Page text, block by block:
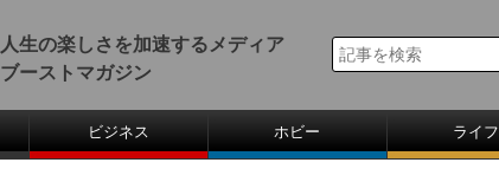
人生の楽しさを加速するメディア
ブーストマガジン
ビジネス ホビー ライフ